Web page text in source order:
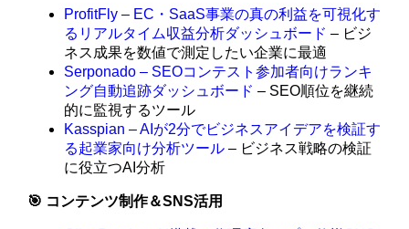
ProfitFly – EC・SaaS事業の真の利益を可視化す
るリアルタイム収益分析ダッシュボード – ビジ
ネス成果を数値で測定したい企業に最適
Serponado – SEOコンテスト参加者向けランキ
ング自動追跡ダッシュボード – SEO順位を継続
的に監視するツール
Kasspian – AIが2分でビジネスアイデアを検証す
る起業家向け分析ツール – ビジネス戦略の検証
に役立つAI分析
🎯 コンテンツ制作＆SNS活用